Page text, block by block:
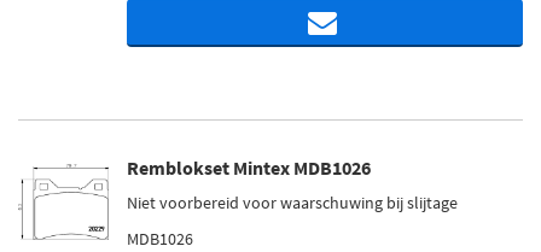
Remblokset Mintex MDB1026
Niet voorbereid voor waarschuwing bij slijtage
MDB1026